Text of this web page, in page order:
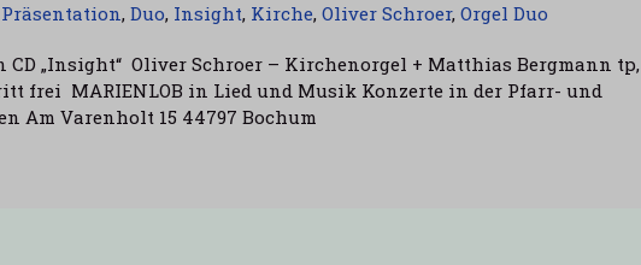
Präsentation, Duo, Insight, Kirche, Oliver Schroer, Orgel Duo
CD „Insight“ Oliver Schroer – Kirchenorgel + Matthias Bergmann tp,
frei MARIENLOB in Lied und Musik Konzerte in der Pfarr- und
Am Varenholt 15 44797 Bochum